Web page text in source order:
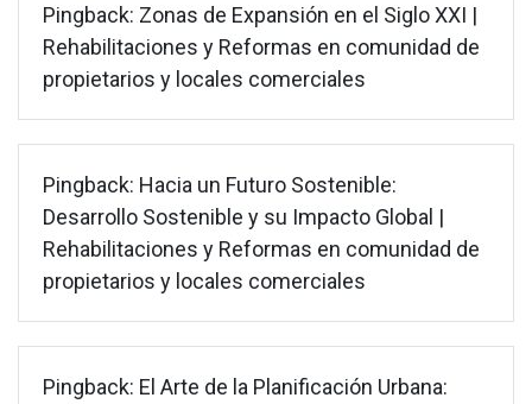
Pingback: Zonas de Expansión en el Siglo XXI |
Rehabilitaciones y Reformas en comunidad de
propietarios y locales comerciales
Pingback: Hacia un Futuro Sostenible:
Desarrollo Sostenible y su Impacto Global |
Rehabilitaciones y Reformas en comunidad de
propietarios y locales comerciales
Pingback: El Arte de la Planificación Urbana: